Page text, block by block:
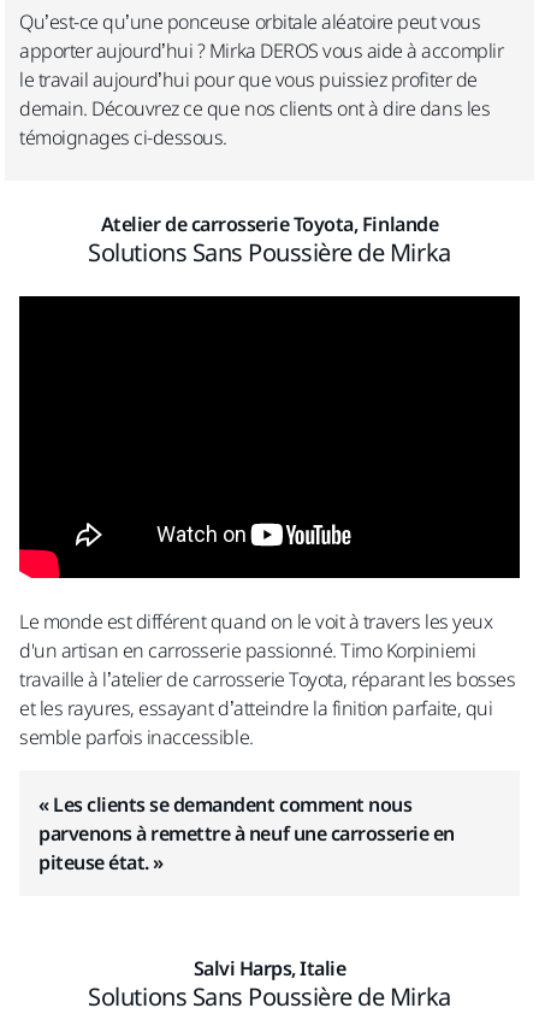
Qu’est-ce qu’une ponceuse orbitale aléatoire peut vous
apporter aujourd’hui ? Mirka DEROS vous aide à accomplir
le travail aujourd’hui pour que vous puissiez profiter de
demain. Découvrez ce que nos clients ont à dire dans les
témoignages ci-dessous.
Atelier de carrosserie Toyota, Finlande
Solutions Sans Poussière de Mirka
Le monde est différent quand on le voit à travers les yeux
d'un artisan en carrosserie passionné. Timo Korpiniemi
travaille à l’atelier de carrosserie Toyota, réparant les bosses
et les rayures, essayant d’atteindre la finition parfaite, qui
semble parfois inaccessible.
« Les clients se demandent comment nous
parvenons à remettre à neuf une carrosserie en
piteuse état. »
Salvi Harps, Italie
Solutions Sans Poussière de Mirka